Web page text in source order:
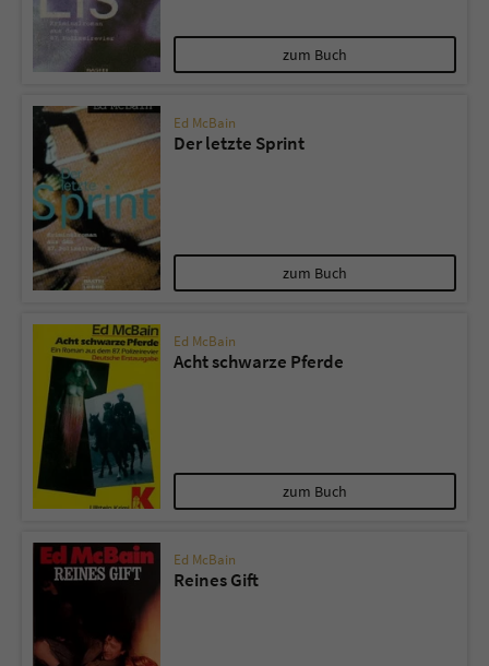
zum Buch
Ed McBain
Der letzte Sprint
zum Buch
Ed McBain
Acht schwarze Pferde
zum Buch
Ed McBain
Reines Gift